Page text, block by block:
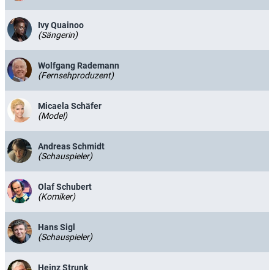
Ivy Quainoo
(Sängerin)
Wolfgang Rademann
(Fernsehproduzent)
Micaela Schäfer
(Model)
Andreas Schmidt
(Schauspieler)
Olaf Schubert
(Komiker)
Hans Sigl
(Schauspieler)
Heinz Strunk